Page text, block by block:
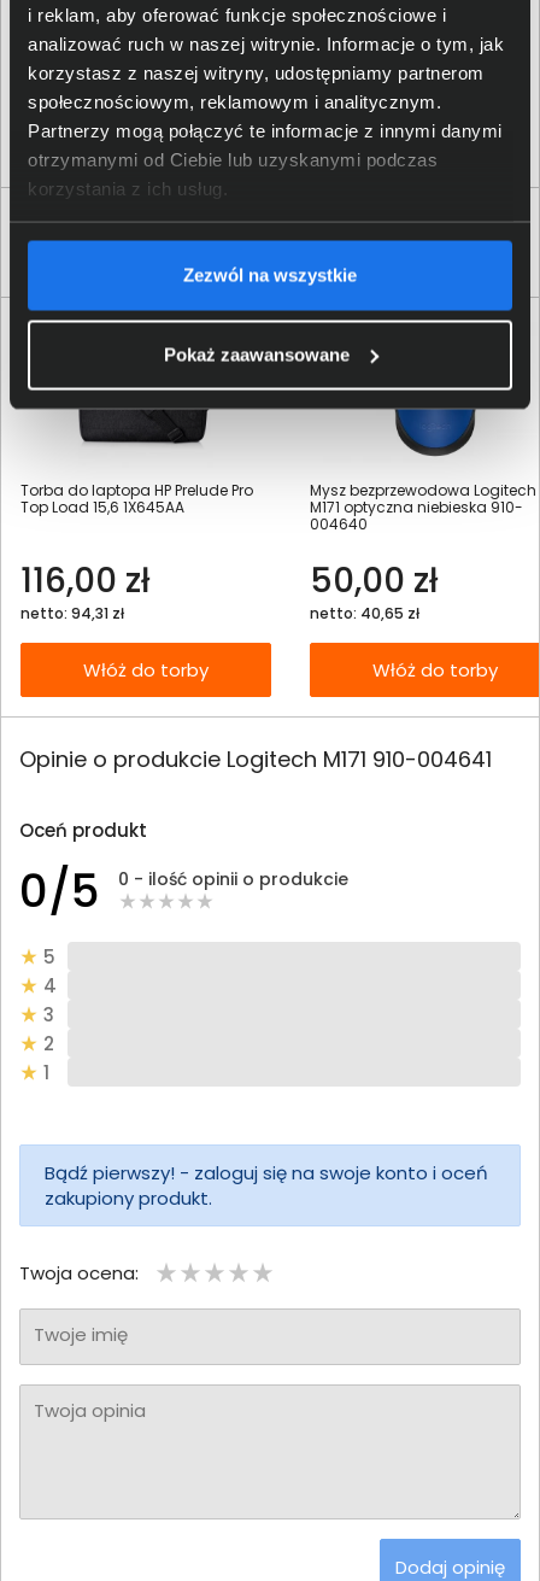
i reklam, aby oferować funkcje społecznościowe i
analizować ruch w naszej witrynie. Informacje o tym, jak
korzystasz z naszej witryny, udostępniamy partnerom
społecznościowym, reklamowym i analitycznym.
Partnerzy mogą połączyć te informacje z innymi danymi
otrzymanymi od Ciebie lub uzyskanymi podczas
korzystania z ich usług.
Zezwól na wszystkie
Pokaż zaawansowane
Osoba odpowiedzialna za
produkt
Logitech Europe S. A.
Catharijnesingel 47, 3511GC
Utrecht, The Netherlands;
https://support.logi.com
Klienci, którzy kupili ten produkt często
Torba do laptopa HP Prelude Pro
Top Load 15,6 1X645AA
116,00 zł
netto: 94,31 zł
Włóż do torby
Mysz bezprzewodowa Logitech
M171 optyczna niebieska 910-
004640
50,00 zł
netto: 40,65 zł
Włóż do torby
Opinie o produkcie Logitech M171 910-004641
Oceń produkt
0/5 0 - ilość opinii o produkcie
5
4
3
2
1
Bądź pierwszy! - zaloguj się na swoje konto i oceń
zakupiony produkt.
Twoja ocena:
Twoje imię
Twoja opinia
Dodaj opinię